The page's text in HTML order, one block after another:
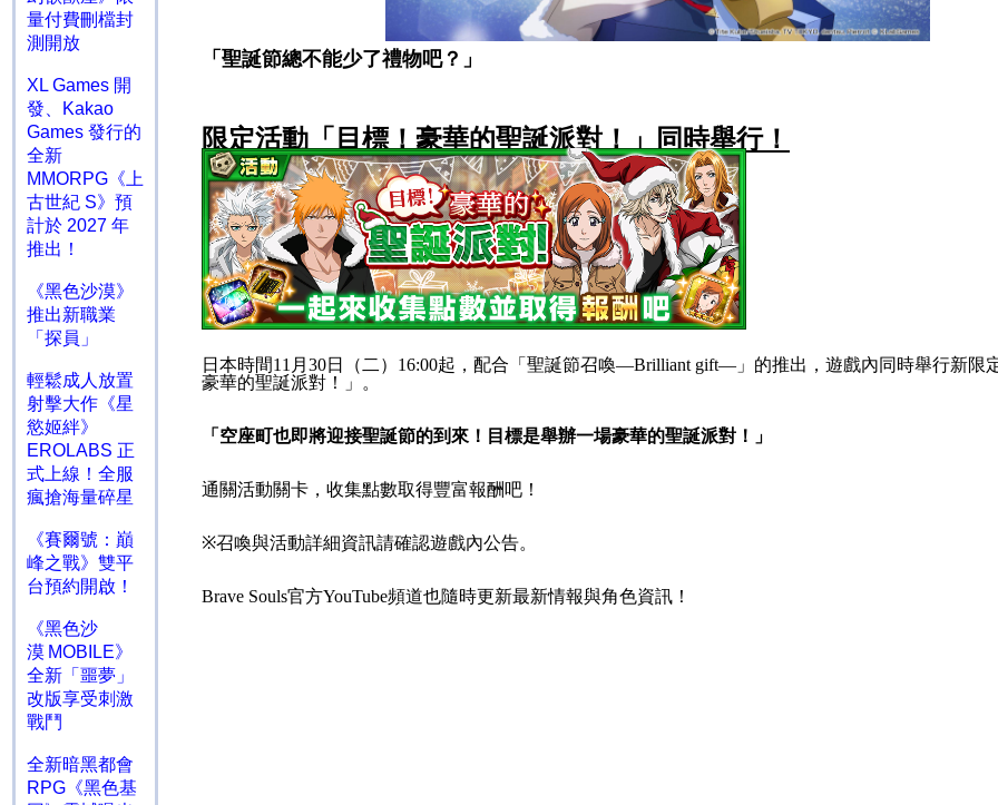
量付費刪檔封
測開放
XL Games 開
發、Kakao
Games 發行的
全新
MMORPG《上
古世紀 S》預
計於 2027 年
推出！
《黑色沙漠》
推出新職業
「探員」
輕鬆成人放置
射擊大作《星
慾姬絆》
EROLABS 正
式上線！全服
瘋搶海量碎星
《賽爾號：巔
峰之戰》雙平
台預約開啟！
《黑色沙
漠 MOBILE》
全新「噩夢」
改版享受刺激
戰鬥
全新暗黑都會
RPG《黑色基
「聖誕節總不能少了禮物吧？」
限定活動「目標！豪華的聖誕派對！」同時舉行！
日本時間11 月 30日（二） 16:00起，配合「聖誕節召喚―Brilliant gift― 」的推出，遊戲內同時舉行新限
豪華的聖誕派對！」。
「空座町也即將迎接聖誕節的到來！目標是舉辦一場豪華的聖誕派對！」
通關活動關卡，收集點數取得豐富報酬吧！
※召喚與活動詳細資訊請確認遊戲內公告。
Brave Souls官方YouTube頻道也隨時更新最新情報與角色資訊！